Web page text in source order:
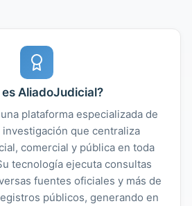
es AliadoJudicial?
plataforma especializada de
que centraliza
comercial y pública en toda
tecnología ejecuta consultas
fuentes oficiales y más de
públicos, generando en